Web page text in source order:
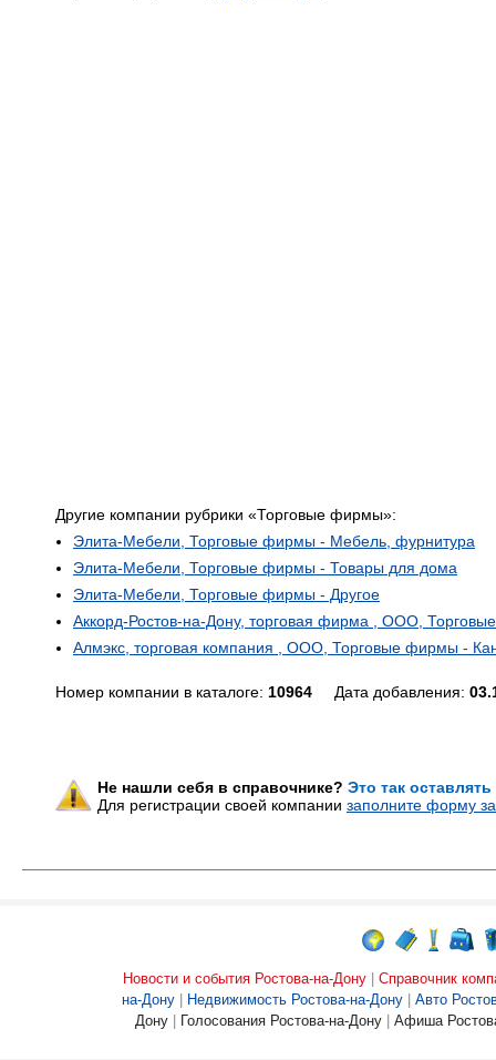
Другие компании рубрики «Торговые фирмы»:
Элита-Мебели, Торговые фирмы - Мебель, фурнитура
Элита-Мебели, Торговые фирмы - Товары для дома
Элита-Мебели, Торговые фирмы - Другое
Аккорд-Ростов-на-Дону, торговая фирма , ООО,
Алмэкс, торговая компания , ООО, Торговые фирмы -
Номер компании в каталоге: 10964 Дата добавления:
Не нашли себя в справочнике? Это так
Для регистрации своей компании заполните форму
Новости и события Ростова-на-Дону
Справочник
на-Дону
Недвижимость Ростова-на-Дону
Авто
Дону
Голосования Ростова-на-Дону Афиша